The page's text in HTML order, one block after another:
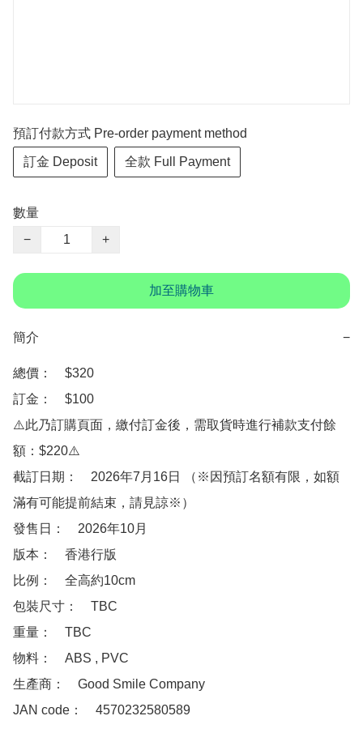
預訂付款方式 Pre-order payment method
訂金 Deposit 全款 Full Payment
數量
−
+
加至購物車
簡介 −
總價：　$320
訂金：　$100
⚠️此乃訂購頁面，繳付訂金後，需取貨時進行補款支付餘
額：$220⚠️
截訂日期：　2026年7月16日 （※因預訂名額有限，如額
滿有可能提前結束，請見諒※）
發售日：　2026年10月
版本：　香港行版
比例：　全高約10cm
包裝尺寸：　TBC
重量：　TBC
物料：　ABS , PVC
生產商：　Good Smile Company
JAN code：　4570232580589